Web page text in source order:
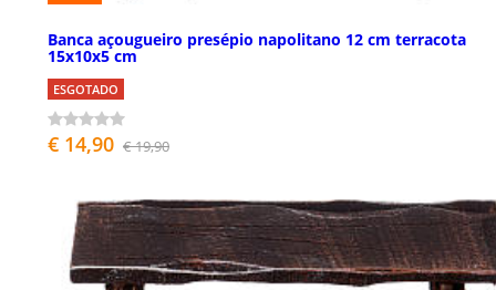
Banca açougueiro presépio napolitano 12 cm terracota
15x10x5 cm
ESGOTADO
€ 14,90 € 19,90